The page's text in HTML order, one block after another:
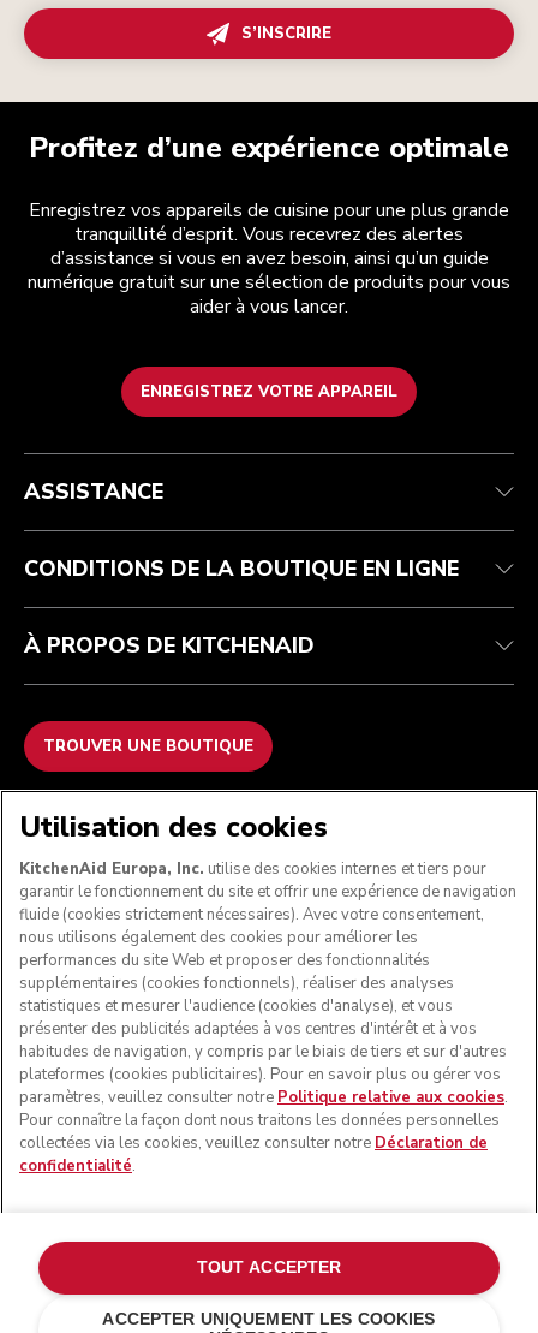
S’INSCRIRE
Profitez d’une expérience optimale
Enregistrez vos appareils de cuisine pour une plus grande
tranquillité d’esprit. Vous recevrez des alertes
d’assistance si vous en avez besoin, ainsi qu’un guide
numérique gratuit sur une sélection de produits pour vous
aider à vous lancer.
ENREGISTREZ VOTRE APPAREIL
Health Check
Suivez votre commande
Garantie et documents
Recupel
Conditions générales de vente
Retours et remboursements
Imprint
ODR
La marque
Trouver une boutique
ASSISTANCE
CONDITIONS DE LA BOUTIQUE EN LIGNE
À PROPOS DE KITCHENAID
TROUVER UNE BOUTIQUE
NOUS ACCEPTONS
SUIVEZ-NOUS
forme du robot pâtissier multifonction sont des marques
commerciales aux États-Unis et ailleurs.
Gérer mes cookies
Politique de confidentialité
Utilisation des cookies
KitchenAid Europa, Inc. utilise des cookies internes et tiers pour
garantir le fonctionnement du site et offrir une expérience de navigation
fluide (cookies strictement nécessaires). Avec votre consentement,
nous utilisons également des cookies pour améliorer les
performances du site Web et proposer des fonctionnalités
supplémentaires (cookies fonctionnels), réaliser des analyses
statistiques et mesurer l'audience (cookies d'analyse), et vous
présenter des publicités adaptées à vos centres d'intérêt et à vos
habitudes de navigation, y compris par le biais de tiers et sur d'autres
plateformes (cookies publicitaires). Pour en savoir plus ou gérer vos
paramètres, veuillez consulter notre Politique relative aux cookies.
Pour connaître la façon dont nous traitons les données personnelles
collectées via les cookies, veuillez consulter notre Déclaration de
confidentialité.
ACCEPTER UNIQUEMENT LES COOKIES
TOUT ACCEPTER